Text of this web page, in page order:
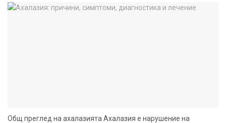
Общ преглед на ахалазията Ахалазия е нарушение на